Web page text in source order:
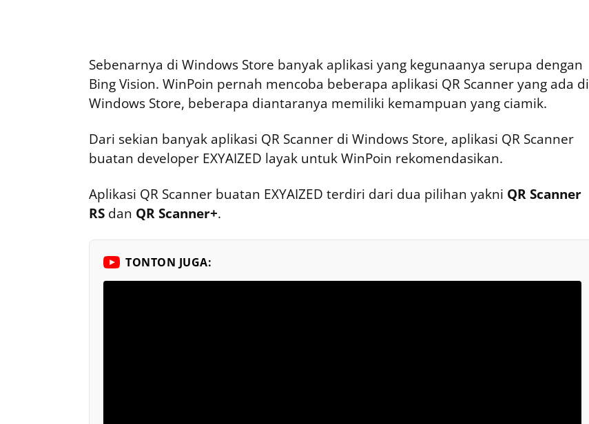
Sebenarnya di Windows Store banyak aplikasi yang kegunaanya serupa dengan
Bing Vision. WinPoin pernah mencoba beberapa aplikasi QR Scanner yang ada di
Windows Store, beberapa diantaranya memiliki kemampuan yang ciamik.
Dari sekian banyak aplikasi QR Scanner di Windows Store, aplikasi QR Scanner
buatan developer EXYAIZED layak untuk WinPoin rekomendasikan.
Aplikasi QR Scanner buatan EXYAIZED terdiri dari dua pilihan yakni QR Scanner
RS dan QR Scanner+.
TONTON JUGA: